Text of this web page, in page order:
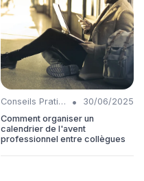
Conseils Pratiques •
30/06/2025
Comment organiser un
calendrier de l'avent
professionnel entre collègues